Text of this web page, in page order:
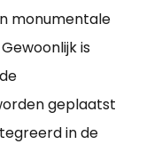
monumentale
is
geplaatst
in de